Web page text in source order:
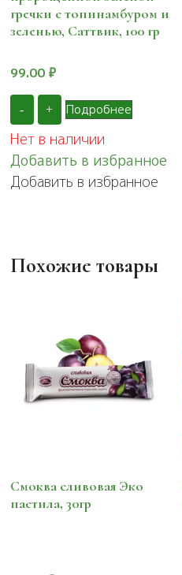
гречки с топинамбуром и
зеленью, Саттвик, 100 гр
99.00 ₽
- + Подробнее
Нет в наличии
Добавить в избранное
Добавить в избранное
Похожие товары
Смоква сливовая Эко
пастила, 30гр